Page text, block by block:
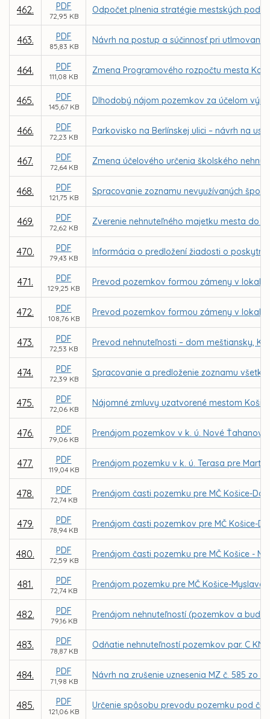
462. PDF
72,95 KB
Odpočet plnenia stratégie mestských
463. PDF
85,83 KB
Návrh na postup a súčinnosť pri utlmovaní
464. PDF
111,08 KB
Zmena Programového rozpočtu mesta
465. PDF
145,67 KB
Dlhodobý nájom pozemkov za účelom
466. PDF
72,23 KB
Parkovisko na Berlínskej ulici – návrh na
467. PDF
72,64 KB
Zmena účelového určenia školského
468. PDF
121,75 KB
Spracovanie zoznamu nevyužívaných
469. PDF
72,62 KB
Zverenie nehnuteľného majetku mesta do
470. PDF
79,43 KB
Informácia o predložení žiadosti o
471. PDF
129,25 KB
Prevod pozemkov formou zámeny v
472. PDF
108,76 KB
Prevod pozemkov formou zámeny v
473. PDF
72,53 KB
Prevod nehnuteľnosti – dom meštiansky,
474. PDF
72,39 KB
Spracovanie a predloženie zoznamu
475. PDF
72,06 KB
Nájomné zmluvy uzatvorené mestom
476. PDF
79,06 KB
Prenájom pozemkov v k. ú. Nové
477. PDF
119,04 KB
Prenájom pozemku v k. ú. Terasa pre
478. PDF
72,74 KB
Prenájom časti pozemku pre MČ Košice-
479. PDF
78,94 KB
Prenájom časti pozemkov pre MČ Košice-
480. PDF
72,59 KB
Prenájom časti pozemku pre MČ Košice -
481. PDF
72,74 KB
Prenájom pozemku pre MČ Košice-
482. PDF
79,16 KB
Prenájom nehnuteľností (pozemkov a
483. PDF
78,87 KB
Odňatie nehnuteľností pozemkov par. C KN
484. PDF
71,98 KB
Návrh na zrušenie uznesenia MZ č. 585 zo
485. PDF
121,06 KB
Určenie spôsobu prevodu pozemku pod